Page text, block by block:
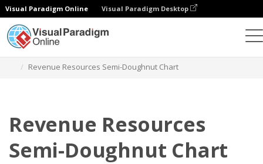
Visual Paradigm Online Visual Paradigm Desktop
Revenue Resources Semi-Doughnut Chart
Revenue Resources
Semi-Doughnut Chart